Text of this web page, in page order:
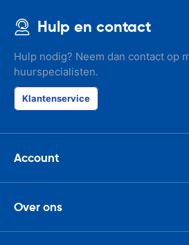
Hulp en contact
Hulp nodig? Neem dan contact op
huurspecialisten.
Klantenservice
Account
Over ons